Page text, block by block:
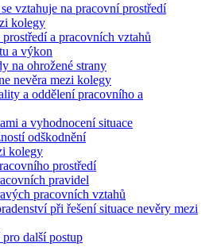
vztahuje na pracovní prostředí
kolegy
a pracovních vztahů
a výkon
na ohrožené strany
nevěra mezi kolegy
a oddělení pracovního a
a vyhodnocení situace
odškodnění
kolegy
prostředí
pravidel
pracovních vztahů
při řešení situace nevěry mezi
další postup